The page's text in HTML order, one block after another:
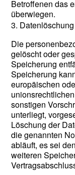
Betroffenen das
überwiegen.
3.
Die
gelöscht oder
Speicherung
Speicherung
europäischen
sonstigen
unterliegt,
Löschung der
die genannten
abläuft, es sei
weiteren